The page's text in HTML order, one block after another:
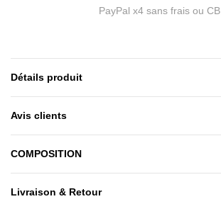
PayPal x4 sans frais ou CB
Détails produit
Avis clients
COMPOSITION
Livraison & Retour